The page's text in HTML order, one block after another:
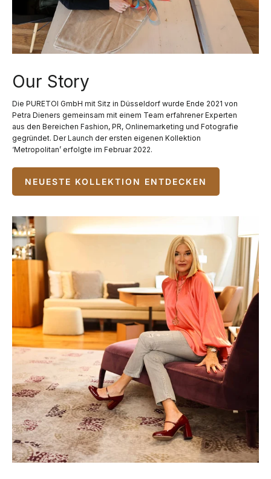
Our Story
Die PURETOI GmbH mit Sitz in Düsseldorf wurde Ende 2021 von
Petra Dieners gemeinsam mit einem Team erfahrener Experten
aus den Bereichen Fashion, PR, Onlinemarketing und Fotografie
gegründet. Der Launch der ersten eigenen Kollektion
‘Metropolitan’ erfolgte im Februar 2022.
NEUESTE KOLLEKTION ENTDECKEN